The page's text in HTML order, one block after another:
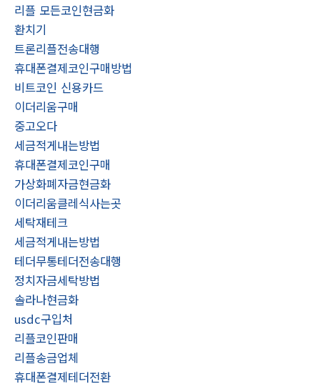
리플 모든코인현금화
환치기
트론리플전송대행
휴대폰결제코인구매방법
비트코인 신용카드
이더리움구매
중고오다
세금적게내는방법
휴대폰결제코인구매
가상화폐자금현금화
이더리움클레식사는곳
세탁재테크
세금적게내는방법
테더무통테더전송대행
정치자금세탁방법
솔라나현금화
usdc구입처
리플코인판매
리플송금업체
휴대폰결제테더전환